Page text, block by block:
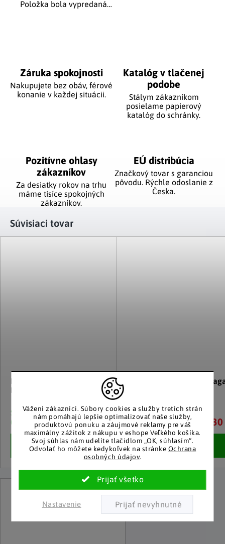
Vážení zákazníci. Súbory cookies a služby tretích strán
nám pomáhajú lepšie optimalizovať naše služby,
produktovú ponuku a záujmové reklamy pre váš
maximálny zážitok z nákupu v eshope Veľkého košíka.
Svoj súhlas nám udelíte tlačidlom „OK, súhlasím“.
Odvolať ho môžete kedykoľvek na stránke Ochrana
osobných údajov.
Nastavenie
Položka bola vypredaná…
Záruka spokojnosti
Nakupujete bez obáv, férové
​​konanie v každej situácii.
Katalóg v tlačenej
podobe
Stálym zákazníkom
posielame papierový
katalóg do schránky.
Pozitívne ohlasy
zákazníkov
Za desiatky rokov na trhu
máme tisíce spokojných
zákazníkov.
EÚ distribúcia
Značkový tovar s garanciou
pôvodu. Rýchle odoslanie z
Česka.
Súvisiaci tovar
Poťah na 2-miestne sedadlo
Malaga, sivý
Skladom
(2 ks)
41.60 €
Detail
Obliečka na vankúš
Skladom
(3 ks)
Detail